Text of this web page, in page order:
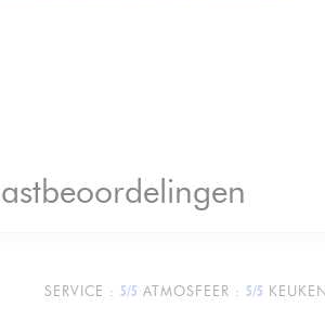
SERVICE : 5/5 ATMOSFEER : 5/5 KEUKEN